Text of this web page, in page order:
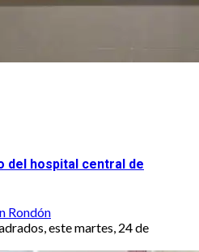
del hospital central de
Rondón
este martes, 24 de